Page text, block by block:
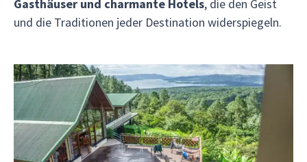
Gasthäuser und charmante Hotels, die den Geist
und die Traditionen jeder Destination widerspiegeln.
Ein einzigartiges Erlebnis, fernab vom Standard
großer Hotelketten
Durch die Zusammenarbeit mit lokalen
Unterkünften garantieren wir dir